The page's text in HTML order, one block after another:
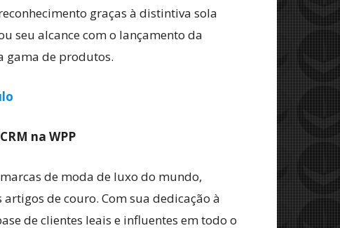
graças à distintiva sola
seu alcance com o lançamento da
gama de produtos.
na WPP
de moda de luxo do mundo,
de couro. Com sua dedicação à
de clientes leais e influentes em todo o